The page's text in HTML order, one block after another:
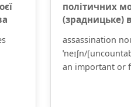
політичних
(зрадницьке)
assassination
ˈneɪʃn/
an important or